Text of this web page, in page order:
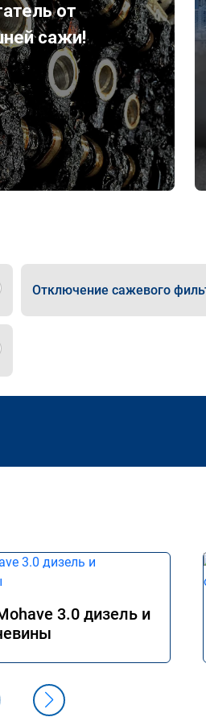
от
сажи!
Отключение сажевого
3.0 дизель и